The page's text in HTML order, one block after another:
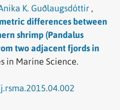
K. Guðlaugsdóttir ,
differences between
shrimp (Pandalus
two adjacent fjords in
in Marine Science.